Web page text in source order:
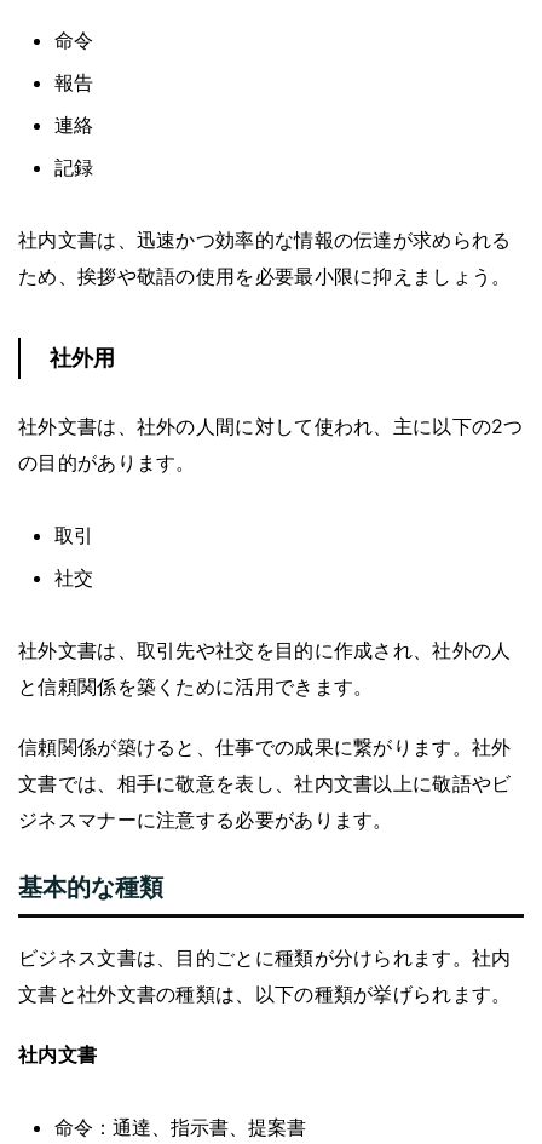
命令
報告
連絡
記録
社内文書は、迅速かつ効率的な情報の伝達が求められる
ため、挨拶や敬語の使用を必要最小限に抑えましょう。
社外用
社外文書は、社外の人間に対して使われ、主に以下の2つ
の目的があります。
取引
社交
社外文書は、取引先や社交を目的に作成され、社外の人
と信頼関係を築くために活用できます。
信頼関係が築けると、仕事での成果に繋がります。社外
文書では、相手に敬意を表し、社内文書以上に敬語やビ
ジネスマナーに注意する必要があります。
基本的な種類
ビジネス文書は、目的ごとに種類が分けられます。社内
文書と社外文書の種類は、以下の種類が挙げられます。
社内文書
命令：通達、指示書、提案書